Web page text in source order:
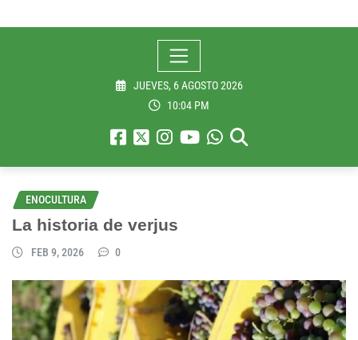
JUEVES, 6 AGOSTO 2026
10:04 PM
ENOCULTURA
La historia de verjus
FEB 9, 2026 0